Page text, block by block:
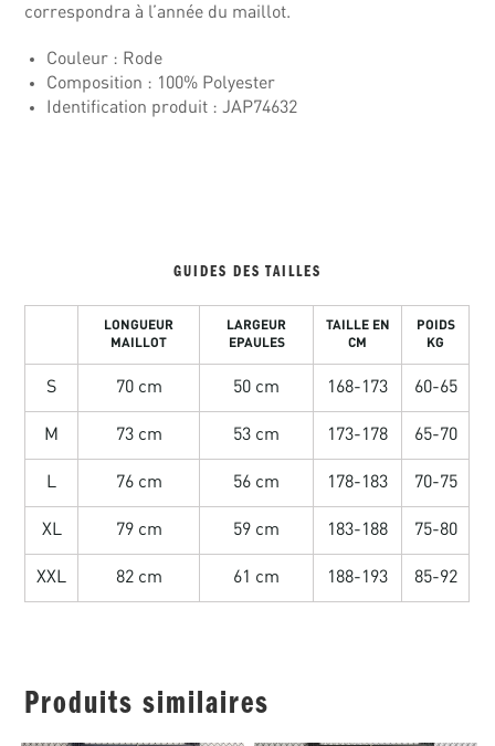
correspondra à l’année du maillot.
Couleur : Rode
Composition : 100% Polyester
Identification produit : JAP74632
GUIDES DES TAILLES
LONGUEUR
MAILLOT
LARGEUR
EPAULES
TAILLE EN
CM
POIDS
KG
S 70 cm 50 cm 168-173 60-65
M 73 cm 53 cm 173-178 65-70
L 76 cm 56 cm 178-183 70-75
XL 79 cm 59 cm 183-188 75-80
XXL 82 cm 61 cm 188-193 85-92
Produits similaires